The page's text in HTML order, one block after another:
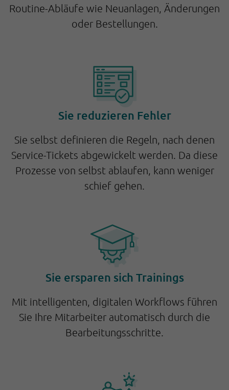
Routine-Abläufe wie Neuanlagen, Änderungen
oder Bestellungen.
Sie reduzieren Fehler
Sie selbst definieren die Regeln, nach denen
Service-Tickets abgewickelt werden. Da diese
Prozesse von selbst ablaufen, kann weniger
schief gehen.
Sie ersparen sich Trainings
Mit intelligenten, digitalen Workflows führen
Sie Ihre Mitarbeiter automatisch durch die
Bearbeitungsschritte.